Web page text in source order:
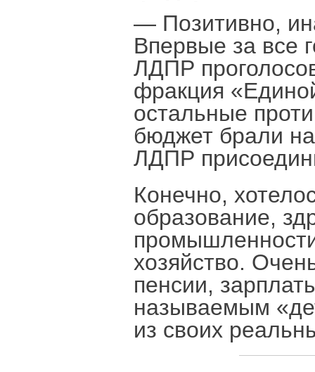
— Позитивно,
Впервые за все
ЛДПР
фракция
остальные
бюджет брали
ЛДПР
Конечно,
образование,
хозяйство.
пенсии,
называемым
из своих